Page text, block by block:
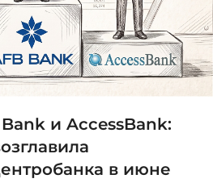
и AccessBank:
в июне